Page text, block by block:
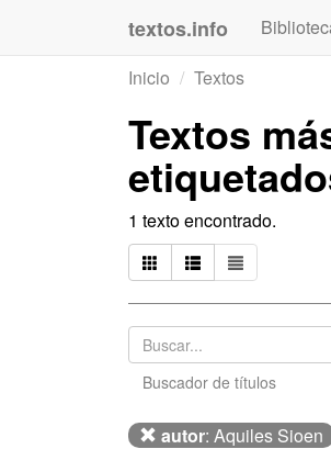
textos.info
Inicio
Textos
Textos
1 texto encontrado.
Buscador de títulos
autor: Aquiles Sioen